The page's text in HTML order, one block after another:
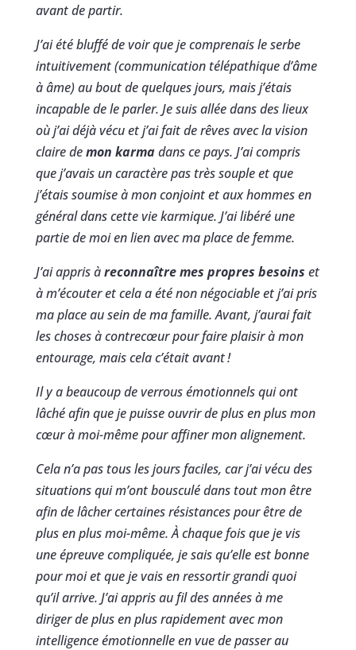
avant de partir.
J’ai été bluffé de voir que je comprenais le serbe
intuitivement (communication télépathique d’âme
à âme) au bout de quelques jours, mais j’étais
incapable de le parler. Je suis allée dans des lieux
où j’ai déjà vécu et j’ai fait de rêves avec la vision
claire demon karmadans ce pays. J’ai compris
que j’avais un caractère pas très souple et que
j’étais soumise à mon conjoint et aux hommes en
général dans cette vie karmique. J’ai libéré une
partie de moi en lien avec ma place de femme.
J’ai appris àreconnaître mes propres besoins et
à m’écouter et cela a été non négociable et j’ai pris
ma place au sein de ma famille. Avant, j’aurai fait
les choses à contrecœur pour faire plaisir à mon
entourage, mais cela c’était avant!
Il y a beaucoup de verrous émotionnels qui ont
lâché afin que je puisse ouvrir de plus en plus mon
cœur à moi-même pour affiner mon alignement.
Cela n’a pas tous les jours faciles, car j’ai vécu des
situations qui m’ont bousculé dans tout mon être
afin de lâcher certaines résistances pour être de
plus en plus moi-même. À chaque fois que je vis
une épreuve compliquée, je sais qu’elle est bonne
pour moi et que je vais en ressortir grandi quoi
qu’il arrive. J’ai appris au fil des années à me
diriger de plus en plus rapidement avec mon
intelligence émotionnelle en vue de passer au